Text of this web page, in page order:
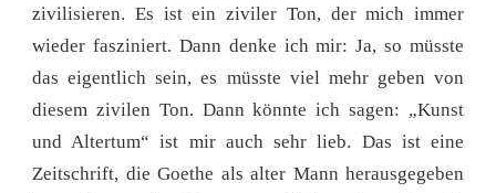
zivilisieren. Es ist ein ziviler Ton, der mich immer
wieder fasziniert. Dann denke ich mir: Ja, so müsste
das eigentlich sein, es müsste viel mehr geben von
diesem zivilen Ton. Dann könnte ich sagen: „Kunst
und Altertum“ ist mir auch sehr lieb. Das ist eine
Zeitschrift, die Goethe als alter Mann herausgegeben